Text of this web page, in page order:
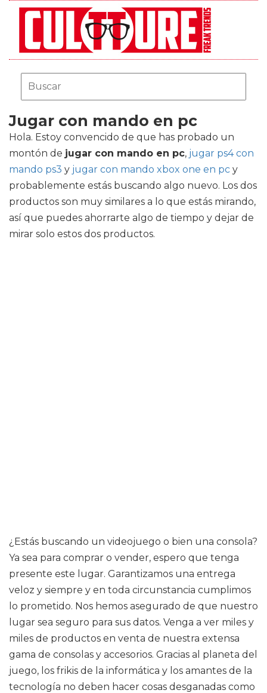
Jugar con mando en pc
Hola. Estoy convencido de que has probado un
montón de jugar con mando en pc, jugar ps4 con
mando ps3 y jugar con mando xbox one en pc y
probablemente estás buscando algo nuevo. Los dos
productos son muy similares a lo que estás mirando,
así que puedes ahorrarte algo de tiempo y dejar de
mirar solo estos dos productos.
¿Estás buscando un videojuego o bien una consola?
Ya sea para comprar o vender, espero que tenga
presente este lugar. Garantizamos una entrega
veloz y siempre y en toda circunstancia cumplimos
lo prometido. Nos hemos asegurado de que nuestro
lugar sea seguro para sus datos. Venga a ver miles y
miles de productos en venta de nuestra extensa
gama de consolas y accesorios. Gracias al planeta del
juego, los frikis de la informática y los amantes de la
tecnología no deben hacer cosas desganadas como